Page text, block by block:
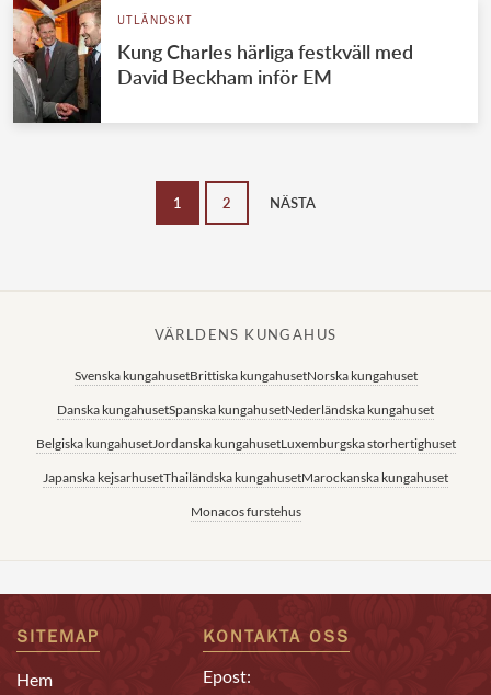
UTLÄNDSKT
Kung Charles härliga festkväll med
David Beckham inför EM
1 2 NÄSTA
VÄRLDENS KUNGAHUS
Svenska kungahusetBrittiska kungahusetNorska kungahuset
Danska kungahusetSpanska kungahusetNederländska kungahuset
Belgiska kungahusetJordanska kungahusetLuxemburgska storhertighuset
Japanska kejsarhusetThailändska kungahusetMarockanska kungahuset
Monacos furstehus
SITEMAP
Hem
KONTAKTA OSS
Epost: